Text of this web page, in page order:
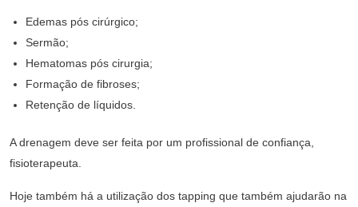
Edemas pós cirúrgico;
Sermão;
Hematomas pós cirurgia;
Formação de fibroses;
Retenção de líquidos.
A drenagem deve ser feita por um profissional de confiança,
fisioterapeuta.
Hoje também há a utilização dos tapping que também ajudarão na